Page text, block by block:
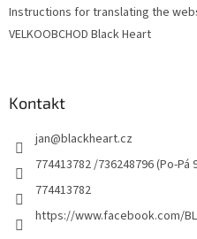
Instructions for translating the
VELKOOBCHOD Black Heart
Kontakt
jan@blackheart.cz
774413782 /736248796 (Po-Pá
774413782
https://www.facebook.com/